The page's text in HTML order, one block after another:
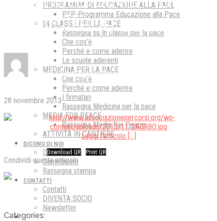
PROGRAMMA DI EDUCAZIONE ALLA PACE
PEP-Programma Educazione alla Pace
IN CLASSE PER LA PACE
Rassegna su In classe per la pace
Che cos’è
Perché e come aderire
Le scuole aderenti
MEDICINA PER LA PACE
Che cos’è
Perché e come aderire
I firmatari
Rassegna Medicina per la pace
MEDIA FOR PEACE
Rassegna Media For Peace
ATTIVITÀ IN CANTIERE
DICONO DI NOI
Dicono di noi
Contribuisci
Rassegna stampa
CONTATTI
Contatti
DIVENTA SOCIO
Newsletter
coinvolte le scuole
By Staff 13 anni agoNo Comments
28 novembre 2013
Leggi l’articolo […]
Download QR Print QR
Condividi questo articolo
Categories: